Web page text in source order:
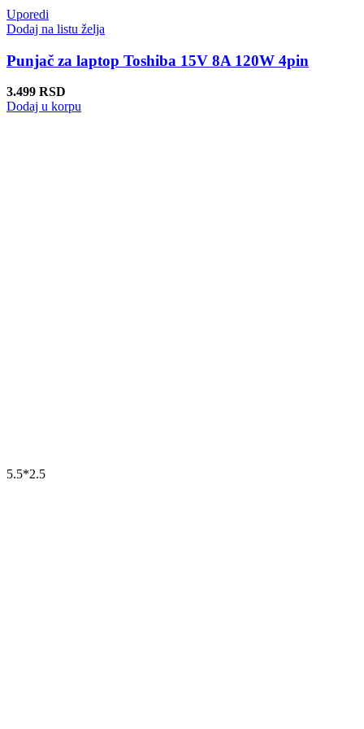
Uporedi
Dodaj na listu želja
Punjač za laptop Toshiba 15V 8A 120W 4pin
3.499 RSD
Dodaj u korpu
5.5*2.5